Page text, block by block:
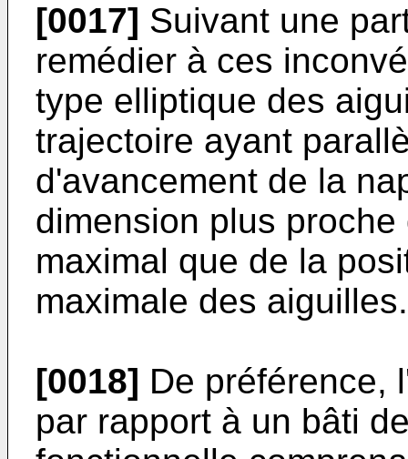
[0017] Suivant une
remédier à ces
type elliptique des
trajectoire ayant
d'avancement de la
dimension plus
maximal que de la
maximale des aiguilles.
[0018] De préférence,
par rapport à un bâti